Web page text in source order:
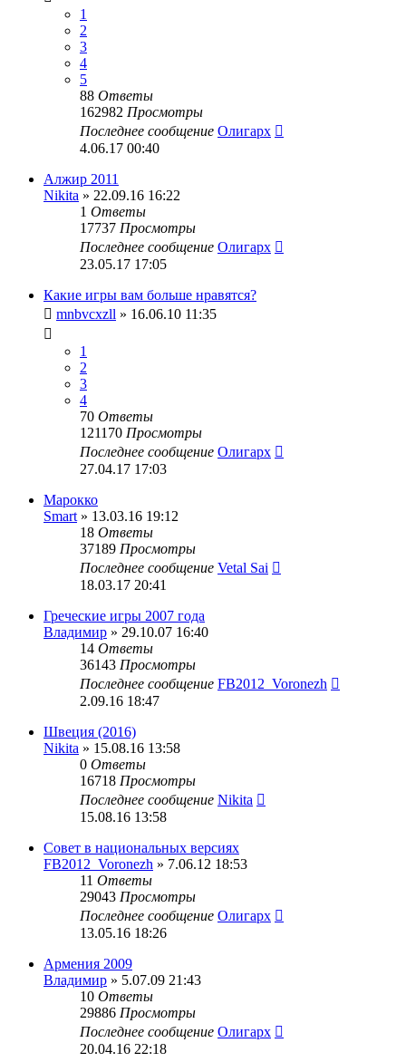
1
2
3
4
5
88 Ответы
162982 Просмотры
Последнее сообщение Олигарх
4.06.17 00:40
Алжир 2011
Nikita » 22.09.16 16:22
1 Ответы
17737 Просмотры
Последнее сообщение Олигарх
23.05.17 17:05
Какие игры вам больше нравятся?
mnbvcxzll » 16.06.10 11:35
1
2
3
4
70 Ответы
121170 Просмотры
Последнее сообщение Олигарх
27.04.17 17:03
Марокко
Smart » 13.03.16 19:12
18 Ответы
37189 Просмотры
Последнее сообщение Vetal Sai
18.03.17 20:41
Греческие игры 2007 года
Владимир » 29.10.07 16:40
14 Ответы
36143 Просмотры
Последнее сообщение FB2012_Voronezh
2.09.16 18:47
Швеция (2016)
Nikita » 15.08.16 13:58
0 Ответы
16718 Просмотры
Последнее сообщение Nikita
15.08.16 13:58
Совет в национальных версиях
FB2012_Voronezh » 7.06.12 18:53
11 Ответы
29043 Просмотры
Последнее сообщение Олигарх
13.05.16 18:26
Армения 2009
Владимир » 5.07.09 21:43
10 Ответы
29886 Просмотры
Последнее сообщение Олигарх
20.04.16 22:18